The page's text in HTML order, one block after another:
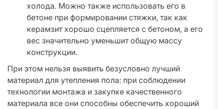
холода. Можно также использовать его в
бетоне при формировании стяжки, так как
керамзит хорошо сцепляется с бетоном, а его
вес значительно уменьшит общую массу
конструкции.
При этом нельзя выявить безусловно лучший
материал для утепления пола: при соблюдении
технологии монтажа и закупке качественного
материала все они способны обеспечить хороший